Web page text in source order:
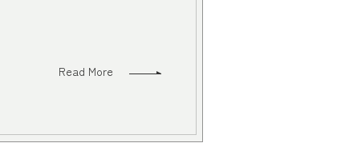
Read More